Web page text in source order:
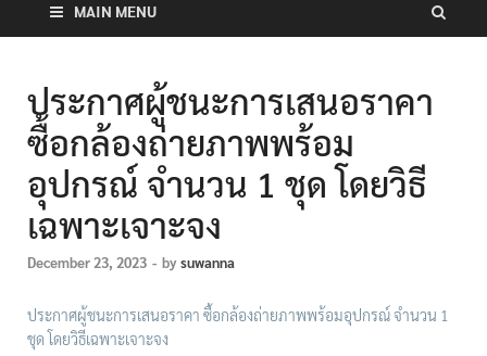
MAIN MENU
ประกาศผู้ชนะการเสนอราคา
ซื้อกล้องถ่ายภาพพร้อม
อุปกรณ์ จำนวน 1 ชุด โดยวิธี
เฉพาะเจาะจง
December 23, 2023 - bysuwanna
ประกาศผู้ชนะการเสนอราคา ซื้อกล้องถ่ายภาพพร้อมอุปกรณ์ จำนวน 1
ชุด โดยวิธีเฉพาะเจาะจง